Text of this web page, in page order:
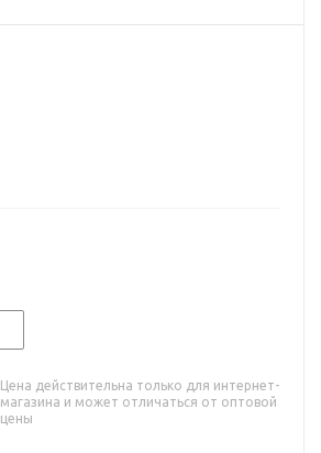
Цена действительна только для интернет-
магазина и может отличаться от оптовой
цены